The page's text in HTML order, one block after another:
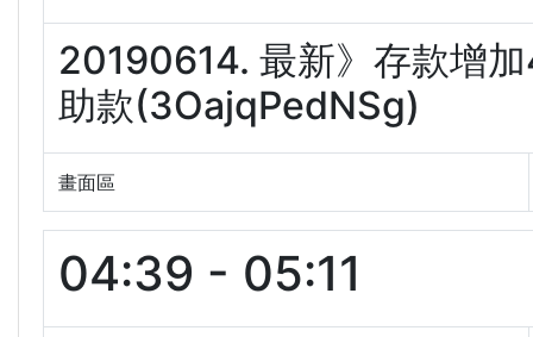
20190614. 最新》存款增
助款(3OajqPedNSg)
畫面區
04:39 - 05:11